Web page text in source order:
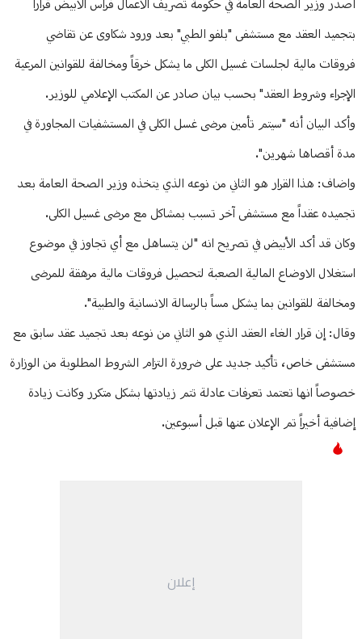
أصدر وزير الصحة العامة في حكومة تصريف الاعمال فراس الابيض قراراً
بتجميد العقد مع مستشفى "بلفو الطبي" بعد ورود شكاوى عن تقاضي
فروقات مالية لجلسات غسيل الكلى ما يشكل خرقاً ومخالفة للقوانين المرعية
الإجراء وشروط العقد" بحسب بيان صادر عن المكتب الإعلامي للوزير.
وأكد البيان أنه "سيتم تأمين مرضى غسل الكلى في المستشفيات المجاورة في
مدة أقصاها شهرين".
واضاف: هذا القرار هو الثاني من نوعه الذي يتخذه وزير الصحة العامة بعد
تجميده عقداً مع مستشفى آخر تسبب بمشاكل مع مرضى غسيل الكلى.
وكان قد أكد الأبيض في تصريح انه "لن يتساهل مع أي تجاوز في موضوع
استغلال الاوضاع المالية الصعبة لتحصيل فروقات مالية مرهقة للمرضى
ومخالفة للقوانين بما يشكل مساً بالرسالة الانسانية والطبية".
وقال: إن قرار الغاء العقد الذي هو الثاني من نوعه بعد تجميد عقد سابق مع
مستشفى خاص، تأكيد جديد على ضرورة التزام الشروط المطلوبة من الوزارة
خصوصاً انها تعتمد تعرفات عادلة تتم زيادتها بشكل متكرر وكانت زيادة
إضافية أخيراً تم الإعلان عنها قبل أسبوعين.
إعلان